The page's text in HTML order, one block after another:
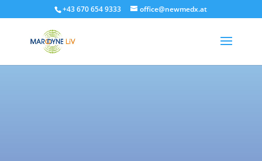
+43 670 654 9333 office@newmedx.at